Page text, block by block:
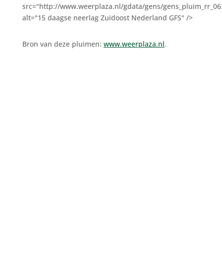
src="http://www.weerplaza.nl/gdata/gens/
alt="15 daagse neerlag Zuidoost Nederland GFS" />
Bron van deze pluimen: www.weerplaza.nl.